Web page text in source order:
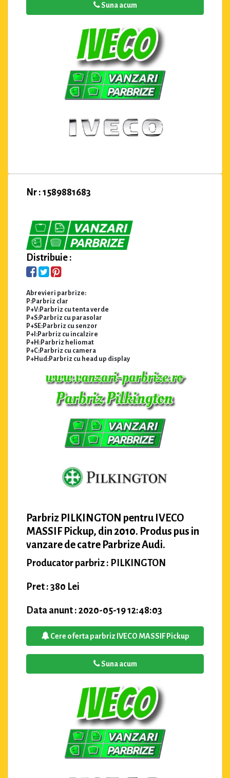
Suna acum
Nr : 1589881683
Distribuie :
Abrevieri parbrize:
P:Parbriz clar
P+V:Parbriz cu tenta verde
P+S:Parbriz cu parasolar
P+SE:Parbriz cu senzor
P+I:Parbriz cu incalzire
P+H:Parbriz heliomat
P+C:Parbriz cu camera
P+Hud:Parbriz cu head up display
Parbriz PILKINGTON pentru IVECO
MASSIF Pickup, din 2010. Produs pus in
vanzare de catre Parbrize Audi.
Producator parbriz : PILKINGTON
Pret : 380 Lei
Data anunt : 2020-05-19 12:48:03
Cere oferta parbriz IVECO MASSIF Pickup
Suna acum